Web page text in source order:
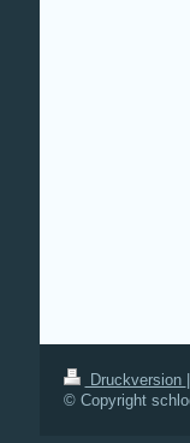
Druckversion
© Copyright